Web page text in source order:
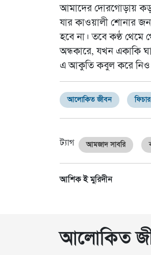
আমাদের দোরগোড়ায়
যার কাওয়ালী শোনার
হবে না। তবে কণ্ঠ থেমে
অন্ধকারে, যখন একাকি
এ আকুতি কবুল করে নিও
আলোকিত জীবন ফিচার
ট্যাগ আমজাদ সাবরি
আশিক ই মুরিদীন
আলোকিত